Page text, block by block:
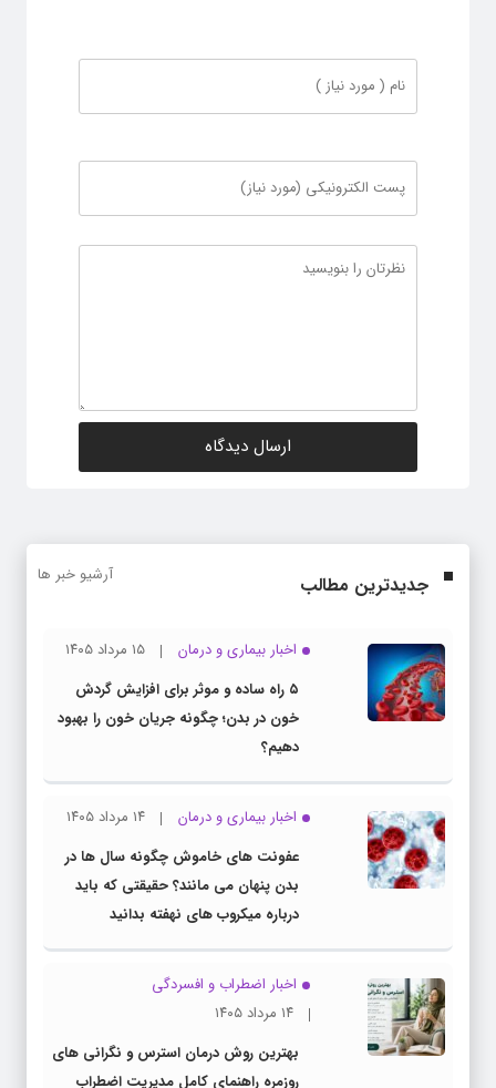
جدیدترین مطالب آرشیو خبر ها
اخبار بیماری و درمان
۱۵ مرداد ۱۴۰۵
۵ راه ساده و موثر برای افزایش گردش
خون در بدن؛ چگونه جریان خون را بهبود
دهیم؟
اخبار بیماری و درمان
۱۴ مرداد ۱۴۰۵
عفونت های خاموش چگونه سال ها در
بدن پنهان می مانند؟ حقیقتی که باید
درباره میکروب های نهفته بدانید
اخبار اضطراب و افسردگی
۱۴ مرداد ۱۴۰۵
بهترین روش درمان استرس و نگرانی های
روزمره راهنمای کامل مدیریت اضطراب